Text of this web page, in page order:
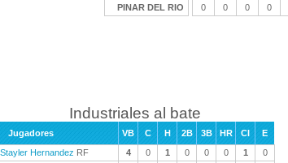
PINAR DEL RIO
0 0 0 0
Industriales al bate
Jugadores VB C H 2B 3B HR CI
E
Stayler Hernandez RF 4 0 1 0 0 0 1
0